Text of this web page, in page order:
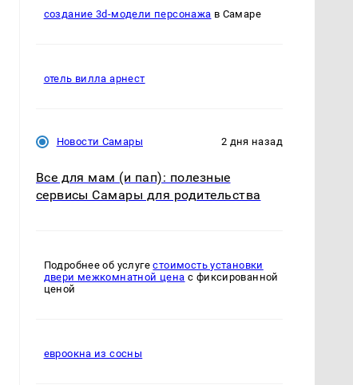
создание 3d-модели персонажа в Самаре
отель вилла арнест
Новости Самары 2 дня назад
Все для мам (и пап): полезные
сервисы Самары для родительства
Подробнее об услугестоимость установки
двери межкомнатной цена с фиксированной
ценой
евроокна из сосны